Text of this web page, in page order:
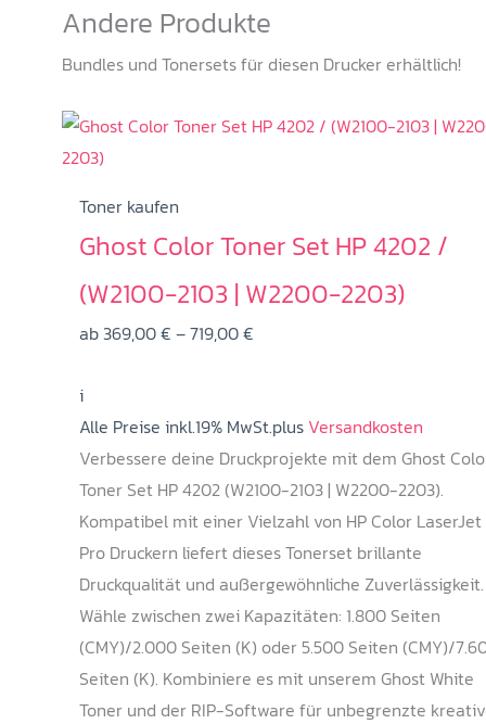
Andere Produkte
Bundles und Tonersets für diesen Drucker erhältlich!
Toner kaufen
Ghost Color Toner Set HP 4202 /
(W2100-2103 | W2200-2203)
ab369,00€ –719,00€Preisspanne:
719,00 €
i
Alle Preise inkl.19% MwSt.plusVersandkosten
Verbessere deine Druckprojekte mit dem Ghost
Toner Set HP 4202 (W2100-2103 | W2200-2203).
Kompatibel mit einer Vielzahl von HP Color LaserJet
Pro Druckern liefert dieses Tonerset brillante
Druckqualität und außergewöhnliche Zuverlässigkeit.
Wähle zwischen zwei Kapazitäten: 1.800 Seiten
(CMY)/2.000 Seiten (K) oder 5.500 Seiten (CMY)/
Seiten (K). Kombiniere es mit unserem Ghost White
Toner und der RIP-Software für unbegrenzte